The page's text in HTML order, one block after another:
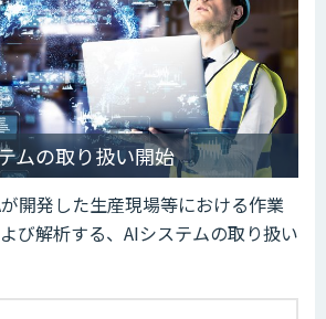
ムの取り扱い開始
開発した生産現場等における作業
び解析する、AIシステムの取り扱い